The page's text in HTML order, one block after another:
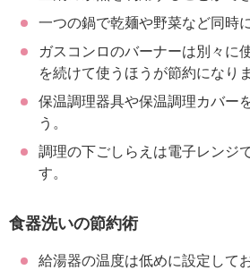
一つの鍋で乾麺や野菜など同時
ガスコンロのバーナーは別々に
を続けて使うほうが節約になりま
保温調理器具や保温調理カバー
う。
調理の下ごしらえは電子レンジ
す。
食器洗いの節約術
給湯器の温度は低めに設定して